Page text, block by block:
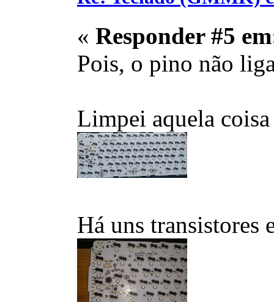
« Responder #5
Pois, o pino não
Limpei aquela
Há uns transistores